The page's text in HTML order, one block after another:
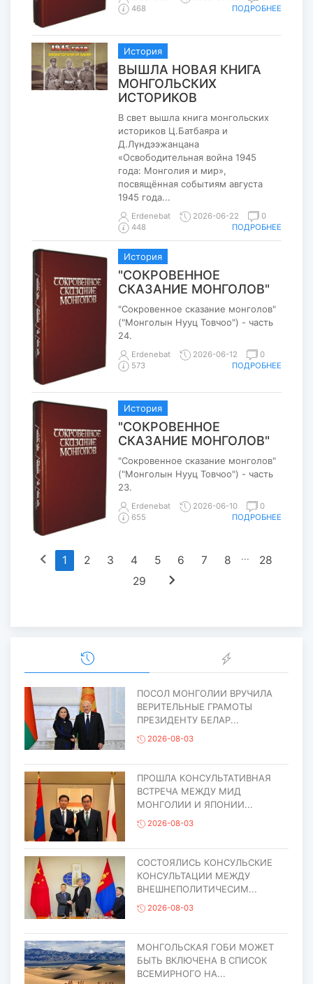
468
ПОДРОБНЕЕ
История
ВЫШЛА НОВАЯ КНИГА
МОНГОЛЬСКИХ
ИСТОРИКОВ
В свет вышла книга монгольских
историков Ц.Батбаяра и
Д.Лүндээжанцана
«Освободительная война 1945
года: Монголия и мир»,
посвящённая событиям августа
1945 года...
Erdenebat 2026-06-22
0
448
ПОДРОБНЕЕ
История
"СОКРОВЕННОЕ
СКАЗАНИЕ МОНГОЛОВ"
"Сокровенное сказание монголов"
("Монголын Нууц Товчоо") - часть
24.
Erdenebat 2026-06-12
0
573
ПОДРОБНЕЕ
История
"СОКРОВЕННОЕ
СКАЗАНИЕ МОНГОЛОВ"
"Сокровенное сказание монголов"
("Монголын Нууц Товчоо") - часть
23.
Erdenebat 2026-06-10
0
655
ПОДРОБНЕЕ
chevron_left 1 2 3 4 5 6 7 8 ...
28
29
chevron_right
ПОСОЛ МОНГОЛИИ ВРУЧИЛА
ВЕРИТЕЛЬНЫЕ ГРАМОТЫ
ПРЕЗИДЕНТУ БЕЛАР...
2026-08-03
ПРОШЛА КОНСУЛЬТАТИВНАЯ
ВСТРЕЧА МЕЖДУ МИД
МОНГОЛИИ И ЯПОНИИ...
2026-08-03
СОСТОЯЛИСЬ КОНСУЛЬСКИЕ
КОНСУЛЬТАЦИИ МЕЖДУ
ВНЕШНЕПОЛИТИЧЕСИМ...
2026-08-03
МОНГОЛЬСКАЯ ГОБИ МОЖЕТ
БЫТЬ ВКЛЮЧЕНА В СПИСОК
ВСЕМИРНОГО НА...